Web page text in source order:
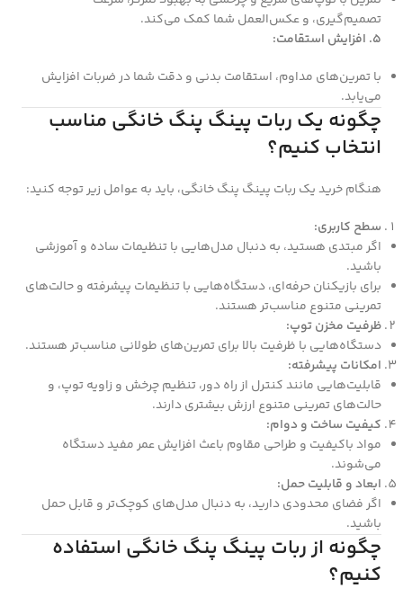
تصمیم‌گیری، و عکس‌العمل شما کمک می‌کند.
5. افزایش استقامت:
با تمرین‌های مداوم، استقامت بدنی و دقت شما در ضربات افزایش
می‌یابد.
چگونه یک ربات پینگ پنگ خانگی مناسب
انتخاب کنیم؟
هنگام خرید یک ربات پینگ پنگ خانگی، باید به عوامل زیر توجه کنید:
سطح کاربری:
اگر مبتدی هستید، به دنبال مدل‌هایی با تنظیمات ساده و آموزشی
باشید.
برای بازیکنان حرفه‌ای، دستگاه‌هایی با تنظیمات پیشرفته و حالت‌های
تمرینی متنوع مناسب‌تر هستند.
ظرفیت مخزن توپ:
دستگاه‌هایی با ظرفیت بالا برای تمرین‌های طولانی مناسب‌تر هستند.
امکانات پیشرفته:
قابلیت‌هایی مانند کنترل از راه دور، تنظیم چرخش و زاویه توپ، و
حالت‌های تمرینی متنوع ارزش بیشتری دارند.
کیفیت ساخت و دوام:
مواد باکیفیت و طراحی مقاوم باعث افزایش عمر مفید دستگاه
می‌شوند.
ابعاد و قابلیت حمل:
اگر فضای محدودی دارید، به دنبال مدل‌های کوچک‌تر و قابل حمل
باشید.
چگونه از ربات پینگ پنگ خانگی استفاده
کنیم؟